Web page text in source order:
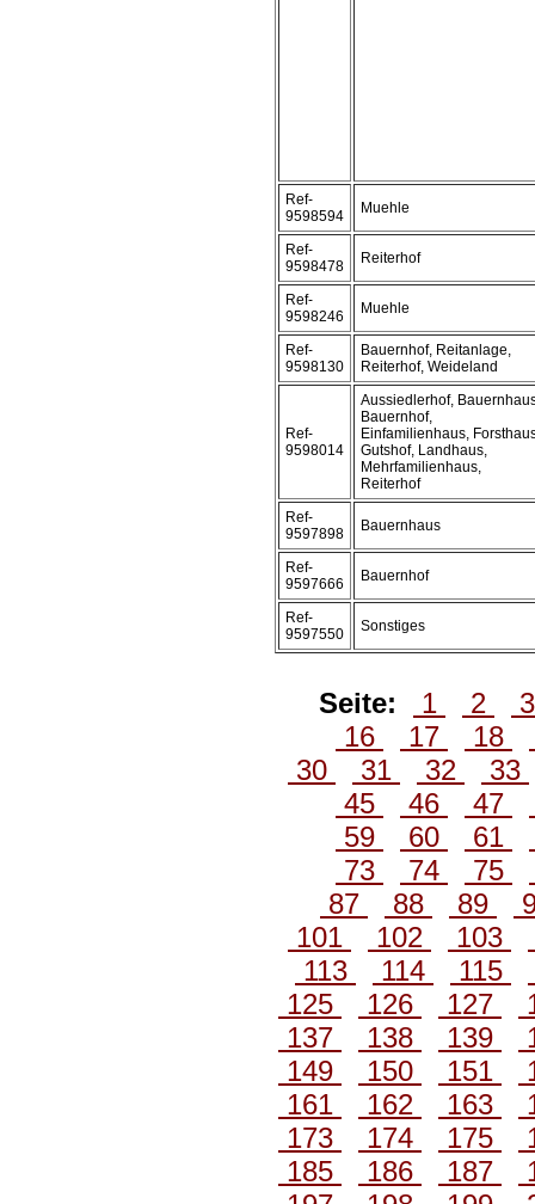
Ref-
9598594
Muehle
Ref-
9598478
Reiterhof
Ref-
9598246
Muehle
Ref-
9598130
Bauernhof, Reitanlage,
Reiterhof, Weideland
Ref-
9598014
Aussiedlerhof,
Bauernhof,
Einfamilienhaus,
Gutshof, Landhaus,
Mehrfamilienhaus,
Reiterhof
Ref-
9597898
Bauernhaus
Ref-
9597666
Bauernhof
Ref-
9597550
Sonstiges
Seite: 1 2
16
17 18
30
31 32
33
45
46 47
59
60 61
73
74 75
87
88 89
101
102 103
113
114 115
125
126 127
137
138 139
149
150 151
161
162 163
173
174 175
185
186 187